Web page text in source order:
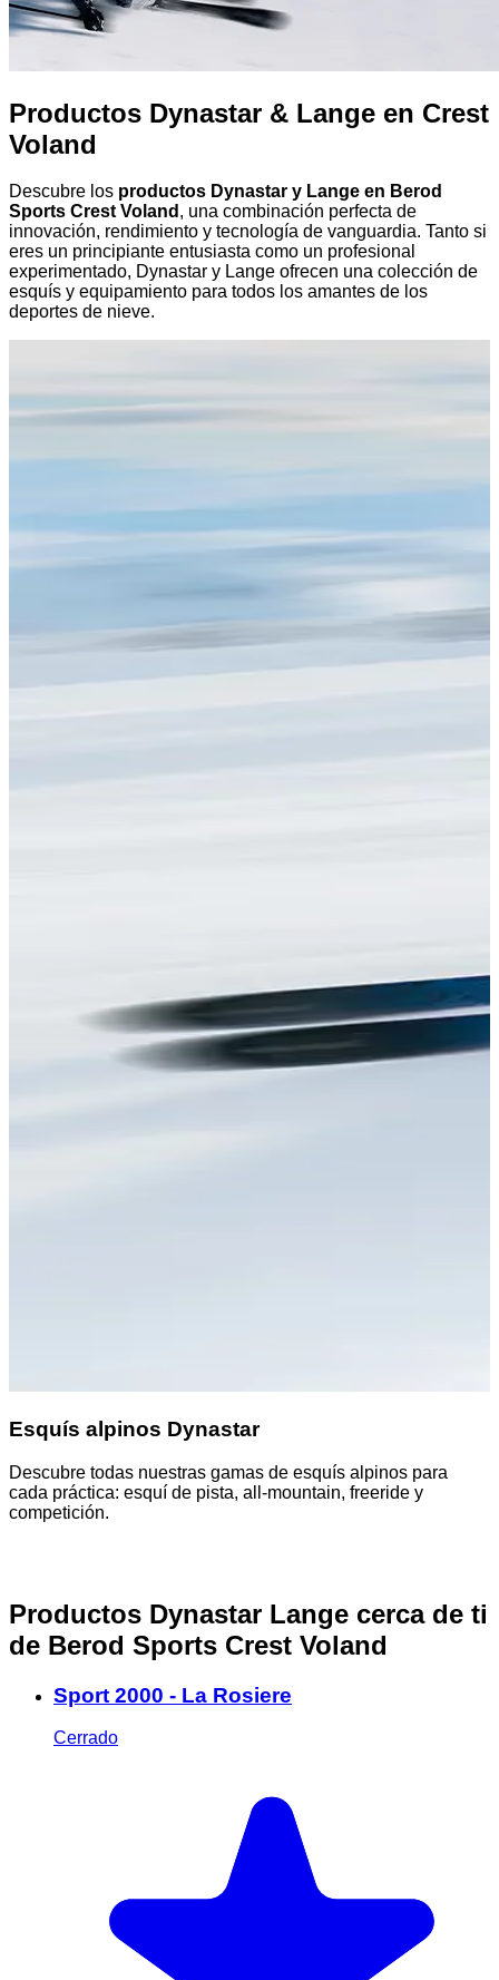
Productos Dynastar & Lange en Crest
Voland
Descubre los productos Dynastar y Lange en Berod
Sports Crest Voland , una combinación perfecta de
innovación, rendimiento y tecnología de vanguardia. Tanto si
eres un principiante entusiasta como un profesional
experimentado, Dynastar y Lange ofrecen una colección de
esquís y equipamiento para todos los amantes de los
deportes de nieve.
Esquís alpinos Dynastar
Descubre todas nuestras gamas de esquís alpinos para
cada práctica: esquí de pista, all-mountain, freeride y
competición.
Productos Dynastar Lange cerca de ti
de Berod Sports Crest Voland
Sport 2000 - La Rosiere
Cerrado